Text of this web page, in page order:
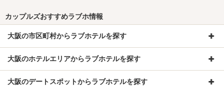
カップルズおすすめラブホ情報
大阪の市区町村からラブホテルを探す
大阪のホテルエリアからラブホテルを探す
大阪のデートスポットからラブホテルを探す